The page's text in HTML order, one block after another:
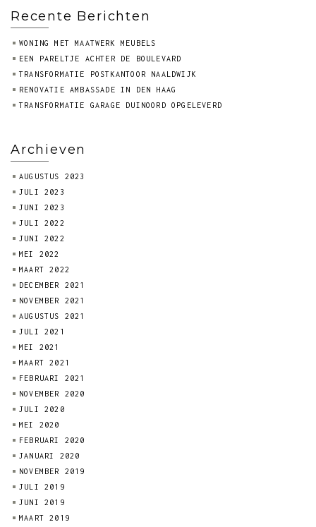
Recente Berichten
WONING MET MAATWERK MEUBELS
EEN PARELTJE ACHTER DE BOULEVARD
TRANSFORMATIE POSTKANTOOR NAALDWIJK
RENOVATIE AMBASSADE IN DEN HAAG
TRANSFORMATIE GARAGE DUINOORD OPGELEVERD
Archieven
AUGUSTUS 2023
JULI 2023
JUNI 2023
JULI 2022
JUNI 2022
MEI 2022
MAART 2022
DECEMBER 2021
NOVEMBER 2021
AUGUSTUS 2021
JULI 2021
MEI 2021
MAART 2021
FEBRUARI 2021
NOVEMBER 2020
JULI 2020
MEI 2020
FEBRUARI 2020
JANUARI 2020
NOVEMBER 2019
JULI 2019
JUNI 2019
MAART 2019